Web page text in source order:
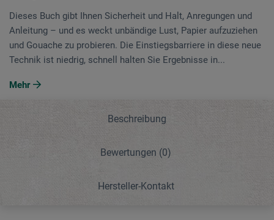
Dieses Buch gibt Ihnen Sicherheit und Halt, Anregungen und
Anleitung – und es weckt unbändige Lust, Papier aufzuziehen
und Gouache zu probieren. Die Einstiegsbarriere in diese neue
Technik ist niedrig, schnell halten Sie Ergebnisse in...
Mehr
Beschreibung
Bewertungen (0)
Hersteller-Kontakt